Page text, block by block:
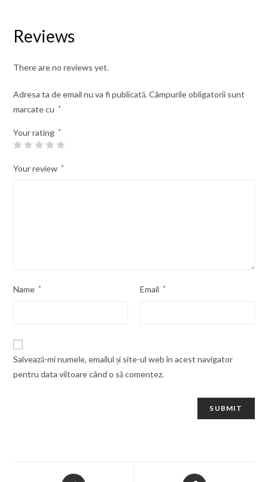
Reviews
There are no reviews yet.
Adresa ta de email nu va fi publicată. Câmpurile obligatorii sunt
marcate cu
*
Your rating *
Your review *
Name * Email *
Salvează-mi numele, emailul și site-ul web în acest navigator
pentru data viitoare când o să comentez.